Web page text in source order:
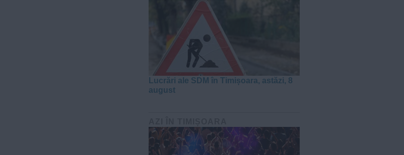
Lucrări ale SDM în Timișoara, astăzi, 8
august